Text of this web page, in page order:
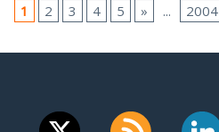
1
2 3 4 5 » ... 2004